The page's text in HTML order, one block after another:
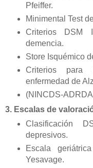
Pfeiffer.
Minimental Test
Criterios DSM
demencia.
Store Isquémico
Criterios para
enfermedad de
(NINCDS-
3. Escalas de
Clasificación
depresivos.
Escala
Yesavage.